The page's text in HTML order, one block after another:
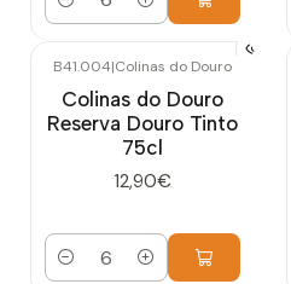
Quantidade
B41.004|Colinas do Douro
Colinas do Douro
Reserva Douro Tinto
75cl
12,90€
Quantidade